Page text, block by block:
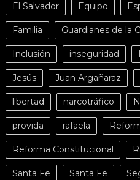
El Salvador Equipo
Familia Guardianes de la
Inclusión inseguridad
Jesús Juan Argañaraz
libertad narcotráfico
provida rafaela
Reforma Constitucional
Santa Fe Santa Fe